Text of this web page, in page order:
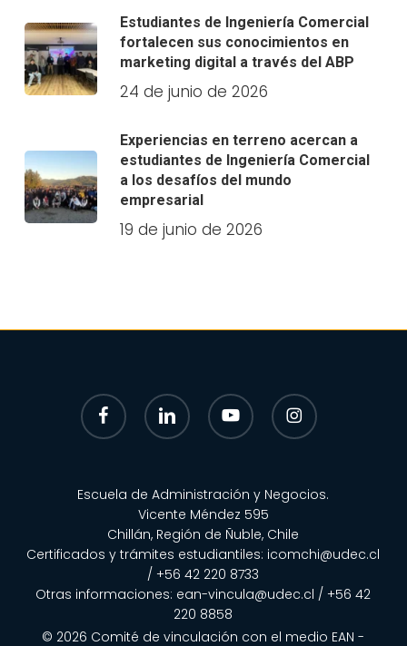
Estudiantes de Ingeniería Comercial
fortalecen sus conocimientos en
marketing digital a través del ABP
24 de junio de 2026
Experiencias en terreno acercan a
estudiantes de Ingeniería Comercial
a los desafíos del mundo
empresarial
19 de junio de 2026
facebook linkedin youtube instagram
Escuela de Administración y Negocios.
Vicente Méndez 595
Chillán, Región de Ñuble, Chile
Certificados y trámites estudiantiles: icomchi@udec.cl
/ +56 42 220 8733
Otras informaciones: ean-vincula@udec.cl / +56 42
220 8858
© 2026 Comité de vinculación con el medio EAN -